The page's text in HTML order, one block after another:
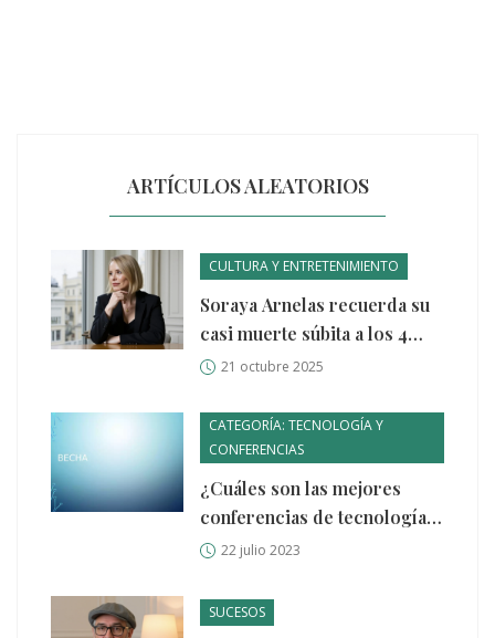
ARTÍCULOS ALEATORIOS
CULTURA Y ENTRETENIMIENTO
Soraya Arnelas recuerda su
casi muerte súbita a los 4
años21 octubre 2025
CATEGORÍA: TECNOLOGÍA Y
CONFERENCIAS
¿Cuáles son las mejores
conferencias de tecnología
en los EE.UU.?
22 julio 2023
SUCESOS